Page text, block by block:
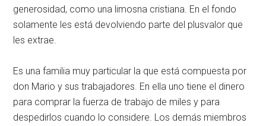
generosidad, como una limosna cristiana. En el fondo
solamente les está devolviendo parte del plusvalor que
les extrae.
Es una familia muy particular la que está compuesta por
don Mario y sus trabajadores. En ella uno tiene el dinero
para comprar la fuerza de trabajo de miles y para
despedirlos cuando lo considere. Los demás miembros